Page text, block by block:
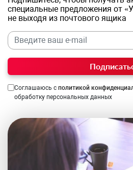
специальные предложения от
не выходя из почтового ящика
Соглашаюсь с политикой
обработку персональных данных